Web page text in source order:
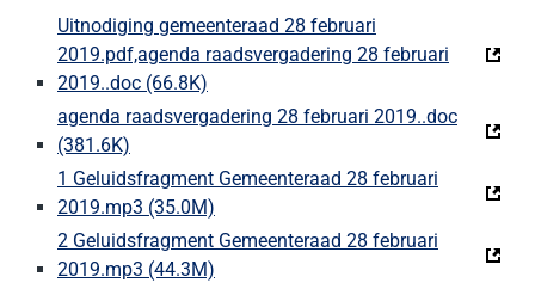
Uitnodiging gemeenteraad 28 februari
2019.pdf,agenda raadsvergadering 28 februari
2019..doc (66.8K)
agenda raadsvergadering 28 februari 2019..doc
(381.6K)
1 Geluidsfragment Gemeenteraad 28 februari
2019.mp3 (35.0M) (Deze link gaat naar een externe
2 Geluidsfragment Gemeenteraad 28 februari
2019.mp3 (44.3M) (Deze link gaat naar een externe